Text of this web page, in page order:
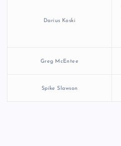
Darius Koski
Greg McEntee
Spike Slawson